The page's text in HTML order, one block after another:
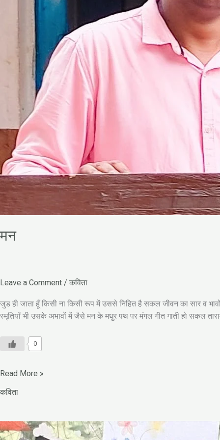
मन
Leave a Comment/ कविता
जुड ही जाता हूँ किसी ना किसी रूप में उससे निहित है सकल जीवन का सार व
स्मृतियाँ भी उसके अभावों में जैसे मन के मधुर पथ पर मंगल गीत गाती हो सकल
0
Read More »
कविता
भक्ति